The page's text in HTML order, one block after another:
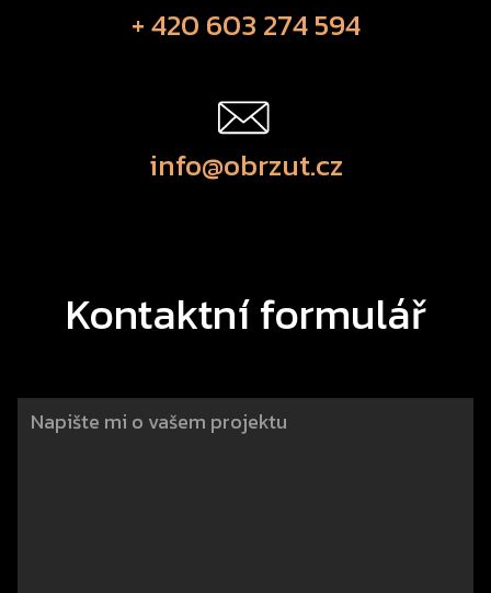
+ 420 603 274 594
info@obrzut.cz
Kontaktní formulář